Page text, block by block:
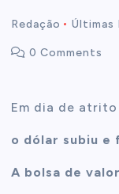
Redação Últimas
0 Comments
Em dia de
o dólar subiu e
A bolsa de